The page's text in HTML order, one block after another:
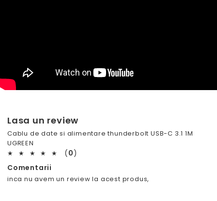
Lasa un review
Cablu de date si alimentare thunderbolt USB-C 3.1 1M
UGREEN
★
★ ★ ★ ★ (0)
Comentarii
inca nu avem un review la acest produs,